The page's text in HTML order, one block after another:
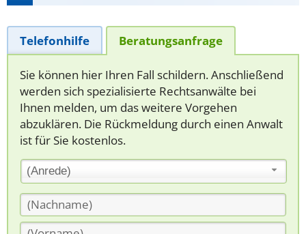
Telefonhilfe Beratungsanfrage
Sie können hier Ihren Fall schildern. Anschließend
werden sich spezialisierte Rechtsanwälte bei
Ihnen melden, um das weitere Vorgehen
abzuklären. Die Rückmeldung durch einen Anwalt
ist für Sie kostenlos.
(Anrede)